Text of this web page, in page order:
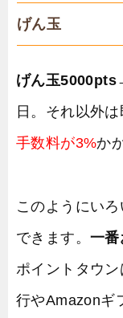
げん玉
げん玉5000pts
日。それ以外
手数料が3%か
このようにい
できます。 一番
ポイントタウ
行やAmazonギ